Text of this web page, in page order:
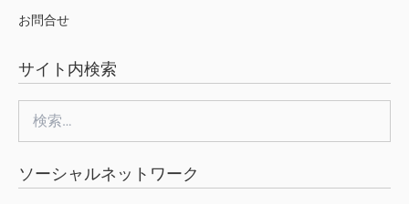
お問合せ
サイト内検索
索:
ソーシャルネットワーク